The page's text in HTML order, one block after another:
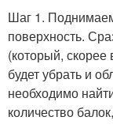
Шаг 1.
поверхность.
(который,
будет убрать и
необходимо
количество